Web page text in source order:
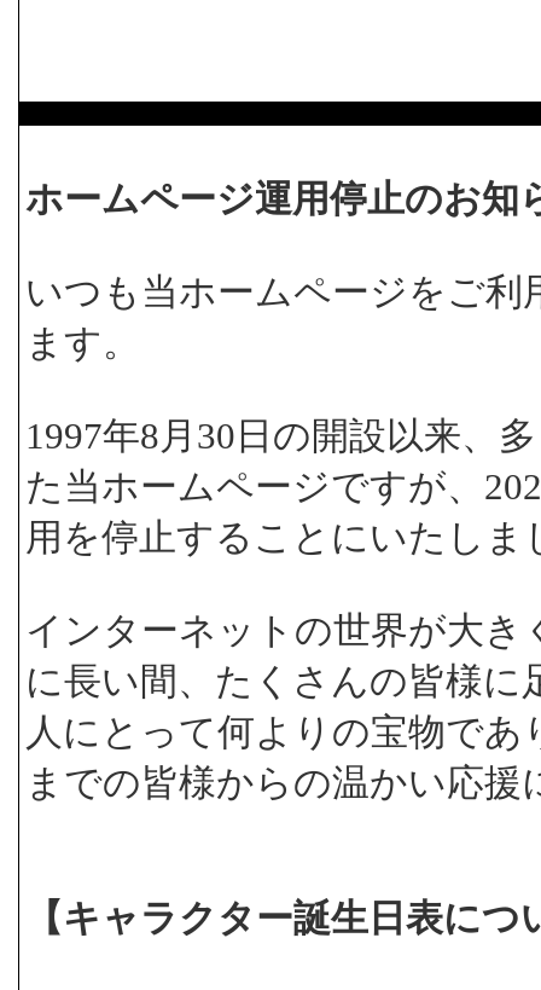
ホームページ運用停止のお知
いつも当ホームページをご
ます。
1997年8月30日の開設以来、
た当ホームページですが、
用を停止することにいたしま
インターネットの世界が大
に長い間、たくさんの皆様
人にとって何よりの宝物で
までの皆様からの温かい応
【キャラクター誕生日表に